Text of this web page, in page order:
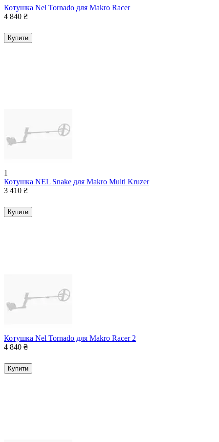
Котушка Nel Tornado для Makro Racer
4 840 ₴
Купити
1
Котушка NEL Snake для Makro Multi Kruzer
3 410 ₴
Купити
Котушка Nel Tornado для Makro Racer 2
4 840 ₴
Купити